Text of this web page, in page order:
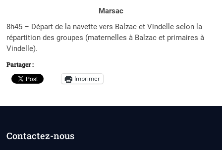
Marsac
8h45 – Départ de la navette vers Balzac et Vindelle selon la
répartition des groupes (maternelles à Balzac et primaires à
Vindelle).
Partager :
Imprimer
Contactez-nous